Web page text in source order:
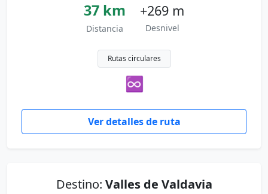
37 km
Distancia
+269 m
Desnivel
Rutas circulares
♾
Ver detalles de ruta
Destino: Valles de Valdavia